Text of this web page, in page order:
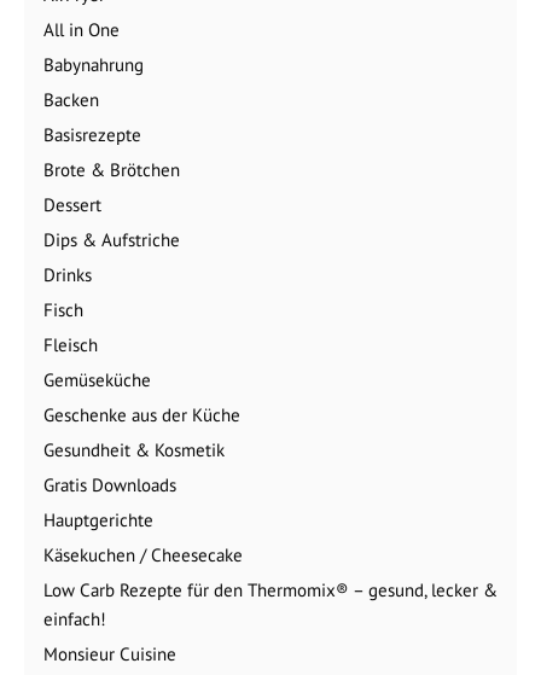
All in One
Babynahrung
Backen
Basisrezepte
Brote & Brötchen
Dessert
Dips & Aufstriche
Drinks
Fisch
Fleisch
Gemüseküche
Geschenke aus der Küche
Gesundheit & Kosmetik
Gratis Downloads
Hauptgerichte
Käsekuchen / Cheesecake
Low Carb Rezepte für den Thermomix® – gesund, lecker &
einfach!
Monsieur Cuisine